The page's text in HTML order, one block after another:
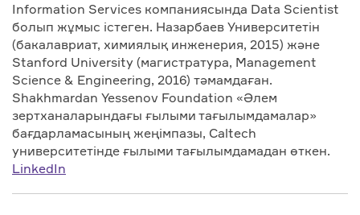
Information Services компаниясында Data Scientist
болып жұмыс істеген. Назарбаев Университетін
(бакалавриат, химиялық инженерия, 2015) және
Stanford University (магистратура, Management
Science & Engineering, 2016) тәмамдаған.
Shakhmardan Yessenov Foundation «Әлем
зертханаларындағы ғылыми тағылымдамалар»
бағдарламасының жеңімпазы, Caltech
университетінде ғылыми тағылымдамадан өткен.
LinkedIn